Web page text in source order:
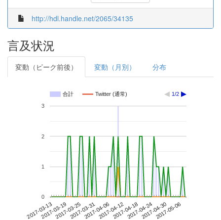
http://hdl.handle.net/2065/34135
言及状況
変動（ピーク前後） 変動（月別） 分布
合計 Twitter (通常) 1/2
2017-03-132017-03-192017-03-252017-03-312017-04-062017-04-122017-04-182017-04-242017-04-302017-05-06
0
1
2
3